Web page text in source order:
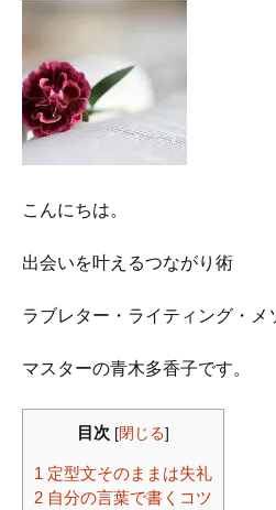
こんにちは。
出会いを叶えるつながり術
ラブレター・ライティング・メ
マスターの青木多香子です。
目次 [閉じる]
1 定型文そのままは失礼
2 自分の言葉で書くコツ